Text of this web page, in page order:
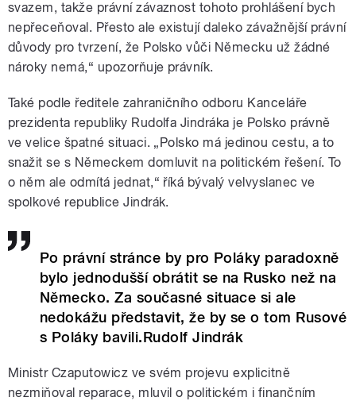
svazem, takže právní závaznost tohoto prohlášení bych
nepřeceňoval. Přesto ale existují daleko závažnější právní
důvody pro tvrzení, že Polsko vůči Německu už žádné
nároky nemá,“ upozorňuje právník.
Také podle ředitele zahraničního odboru Kanceláře
prezidenta republiky Rudolfa Jindráka je Polsko právně
ve velice špatné situaci. „Polsko má jedinou cestu, a to
snažit se s Německem domluvit na politickém řešení. To
o něm ale odmítá jednat,“ říká bývalý velvyslanec ve
spolkové republice Jindrák.
Po právní stránce by pro Poláky paradoxně
bylo jednodušší obrátit se na Rusko než na
Německo. Za současné situace si ale
nedokážu představit, že by se o tom Rusové
s Poláky bavili.Rudolf Jindrák
Ministr Czaputowicz ve svém projevu explicitně
nezmiňoval reparace, mluvil o politickém i finančním